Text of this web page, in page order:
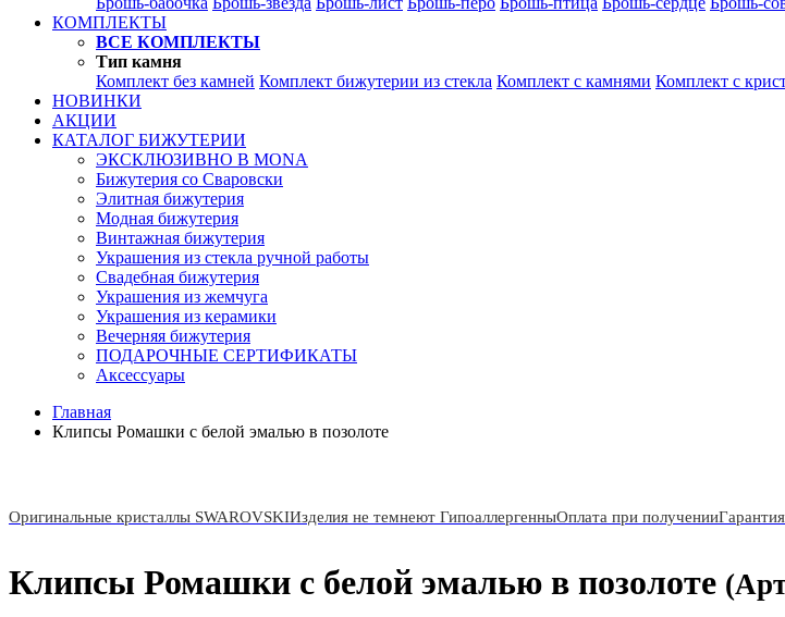
КОМПЛЕКТЫ
ВСЕ КОМПЛЕКТЫ
Тип камня
Комплект без камней Комплект бижутерии из стекла Комплект с камнями Комплект с
НОВИНКИ
АКЦИИ
КАТАЛОГ БИЖУТЕРИИ
ЭКСКЛЮЗИВНО В MONA
Бижутерия со Сваровски
Элитная бижутерия
Модная бижутерия
Винтажная бижутерия
Украшения из стекла ручной работы
Свадебная бижутерия
Украшения из жемчуга
Украшения из керамики
Вечерняя бижутерия
ПОДАРОЧНЫЕ СЕРТИФИКАТЫ
Аксессуары
Главная
Клипсы Ромашки с белой эмалью в позолоте
Оригинальные кристаллы SWAROVSKIИзделия не темнеют ГипоаллергенныОплата при получении
Клипсы Ромашки с белой эмалью в позолоте